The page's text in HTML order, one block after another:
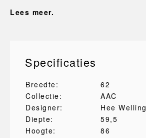
Lees meer.
Specificaties
Breedte:
62
Collectie:
AAC
Designer:
Hee Welling
Diepte:
59,5
Hoogte:
86